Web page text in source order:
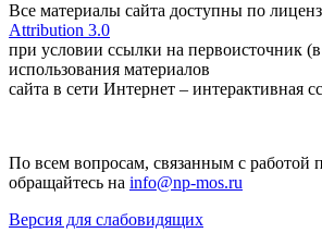
Все материалы сайта доступны по
Attribution 3.0
при условии ссылки на первоисточник (в
использования материалов
сайта в сети Интернет – интерактивная
По всем вопросам, связанным с работой
обращайтесь на info@np-mos.ru
Версия для слабовидящих